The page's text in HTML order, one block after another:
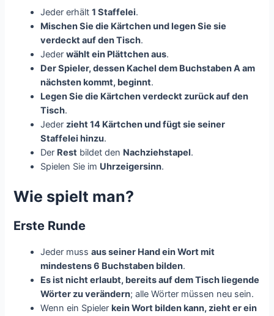
Jeder erhält1 Staffelei.
Mischen Sie die Kärtchen und legen Sie sie
verdeckt auf den Tisch.
Jederwählt ein Plättchen aus.
Der Spieler, dessen Kachel dem Buchstaben A am
nächsten kommt, beginnt.
Legen Sie die Kärtchen verdeckt zurück auf den
Tisch.
Jederzieht 14 Kärtchen und fügt sie seiner
Staffelei hinzu.
Der Rest bildet den Nachziehstapel.
Spielen Sie im Uhrzeigersinn.
Wie spielt man?
Erste Runde
Jeder mussaus seiner Hand ein Wort mit
mindestens 6 Buchstaben bilden.
Es ist nicht erlaubt, bereits auf dem Tisch liegende
Wörter zu verändern; alle Wörter müssen neu sein.
Wenn ein Spieler kein Wort bilden kann, zieht er ein